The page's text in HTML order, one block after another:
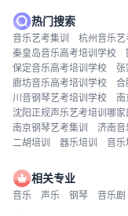
热门搜索
音乐艺考集训 杭州音乐
秦皇岛音乐高考培训学校
保定音乐高考培训学校
廊坊音乐高考培训学校
合
川音钢琴艺考培训学校
南
沈阳正规声乐艺考培训哪
南京钢琴艺考集训
济南音
二胡培训
器乐培训 音乐
相关专业
音乐 声乐 钢琴 音乐剧